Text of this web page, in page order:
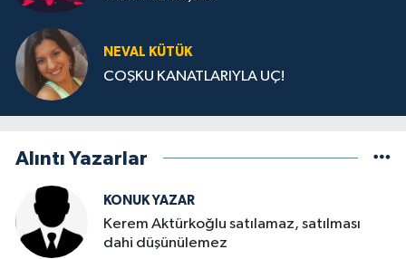
NEVAL KÜTÜK
COŞKU KANATLARIYLA UÇ!
Alıntı Yazarlar
KONUK YAZAR
Kerem Aktürkoğlu satılamaz, satılması
dahi düşünülemez